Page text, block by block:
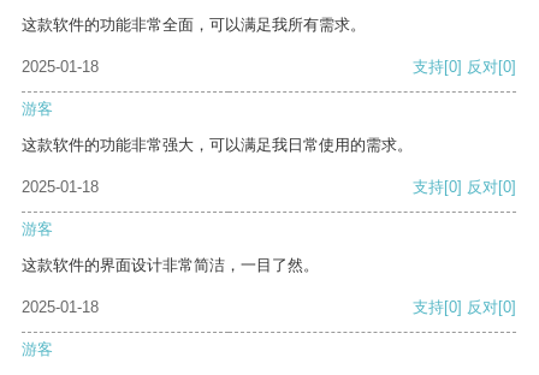
这款软件的功能非常全面，可以满足我所有需求。
2025-01-18 支持[0] 反对[0]
游客
这款软件的功能非常强大，可以满足我日常使用的需求。
2025-01-18 支持[0] 反对[0]
游客
这款软件的界面设计非常简洁，一目了然。
2025-01-18 支持[0] 反对[0]
游客